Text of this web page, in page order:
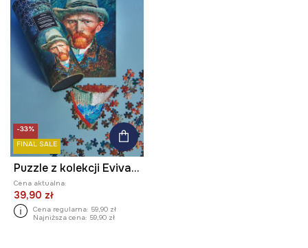
-33%
FINAL SALE
Puzzle z kolekcji Eviva L'arte
Cena aktualna:
39,90 zł
Cena regularna: 59,90 zł
Najniższa cena: 59,90 zł